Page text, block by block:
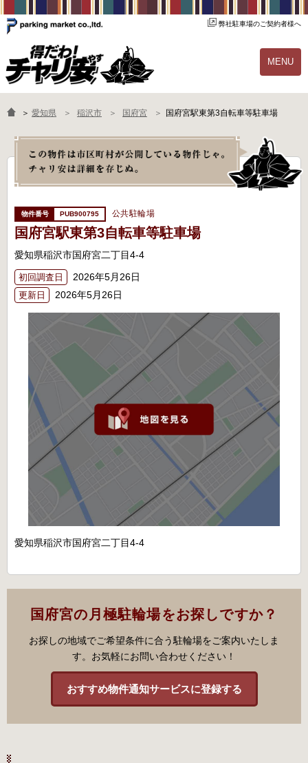
弊社駐車場のご契約者様へ
MENU
物件一覧 ご契約の流れ
よくあるご質問 駐輪場オーナー様へ
＞ 愛知県 稲沢市 国府宮 国府宮駅東第3自転車等駐車場
PUB900795 公共駐輪場
国府宮駅東第3自転車等駐車場
愛知県稲沢市国府宮二丁目4-4
初回調査日 2026年5月26日
更新日 2026年5月26日
愛知県稲沢市国府宮二丁目4-4
国府宮の月極駐輪場をお探しですか？
お探しの地域でご希望条件に合う駐輪場をご案内いたしま
す。お気軽にお問い合わせください！
おすすめ物件通知サービスに登録する